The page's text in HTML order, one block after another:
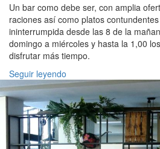
Un bar como debe ser, con amplia
raciones así como platos
ininterrumpida desde las 8 de la
domingo a miércoles y hasta la 1,00
disfrutar más tiempo.
Seguir leyendo